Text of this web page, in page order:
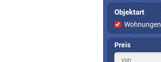
Objektart
Wohnungen
Preis